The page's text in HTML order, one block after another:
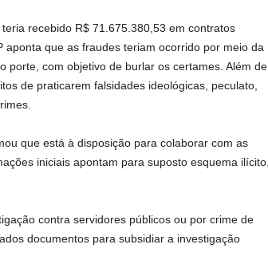
recebido R$ 71.675.380,53 em contratos
que as fraudes teriam ocorrido por meio da
porte, com objetivo de burlar os certames. Além de
de praticarem falsidades ideológicas, peculato,
que está à disposição para colaborar com as
iniciais apontam para suposto esquema ilícito,
contra servidores públicos ou por crime de
documentos para subsidiar a investigação